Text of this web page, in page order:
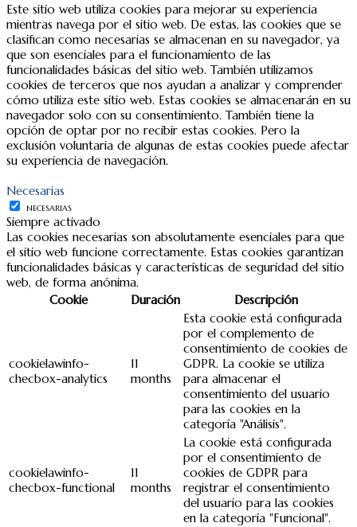
Este sitio web utiliza cookies para mejorar su experiencia
mientras navega por el sitio web. De estas, las cookies que se
clasifican como necesarias se almacenan en su navegador, ya
que son esenciales para el funcionamiento de las
funcionalidades básicas del sitio web. También utilizamos
cookies de terceros que nos ayudan a analizar y comprender
cómo utiliza este sitio web. Estas cookies se almacenarán en su
navegador solo con su consentimiento. También tiene la
opción de optar por no recibir estas cookies. Pero la
exclusión voluntaria de algunas de estas cookies puede afectar
su experiencia de navegación.
Necesarias
NECESARIAS
Siempre activado
Las cookies necesarias son absolutamente esenciales para que
el sitio web funcione correctamente. Estas cookies garantizan
funcionalidades básicas y características de seguridad del sitio
web, de forma anónima.
Cookie
Duración Descripción
cookielawinfo-
checbox-analytics
11
months
Esta cookie está configurada
por el complemento de
consentimiento de cookies de
GDPR. La cookie se utiliza
para almacenar el
consentimiento del usuario
para las cookies en la
categoría "Análisis".
cookielawinfo-
checbox-functional
11
months
La cookie está configurada
por el consentimiento de
cookies de GDPR para
registrar el consentimiento
del usuario para las cookies
en la categoría "Funcional".